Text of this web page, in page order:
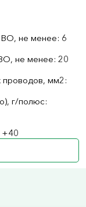
ВО, не менее: 6
не менее: 20
проводов, мм2:
г/полюс:
+40